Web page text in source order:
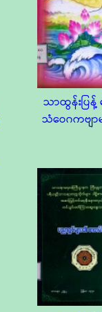
သာထွန်းပြန့်
သံဝေဂကဗျာမ